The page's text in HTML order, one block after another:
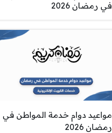
في رمضان 2026
مواعيد دوام خدمة المواطن في
رمضان 2026